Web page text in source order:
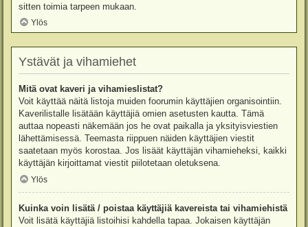
sitten toimia tarpeen mukaan.
Ylös
Ystävät ja vihamiehet
Mitä ovat kaveri ja vihamieslistat?
Voit käyttää näitä listoja muiden foorumin käyttäjien organisointiin.
Kaverilistalle lisätään käyttäjiä omien asetusten kautta. Tämä
auttaa nopeasti näkemään jos he ovat paikalla ja yksityisviestien
lähettämisessä. Teemasta riippuen näiden käyttäjien viestit
saatetaan myös korostaa. Jos lisäät käyttäjän vihamieheksi, kaikki
käyttäjän kirjoittamat viestit piilotetaan oletuksena.
Ylös
Kuinka voin lisätä / poistaa käyttäjiä kavereista tai vihamiehistä
Voit lisätä käyttäjiä listoihisi kahdella tapaa. Jokaisen käyttäjän